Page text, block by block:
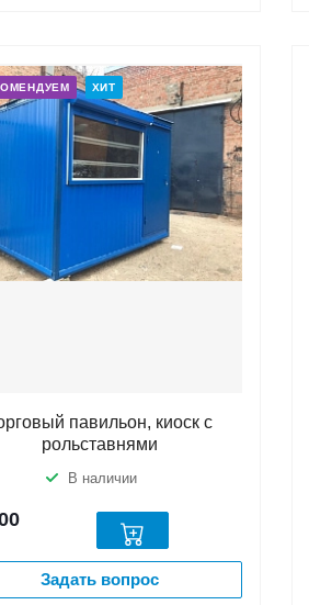
ХИТ
павильон, киоск с
рольставнями
В наличии
Задать вопрос